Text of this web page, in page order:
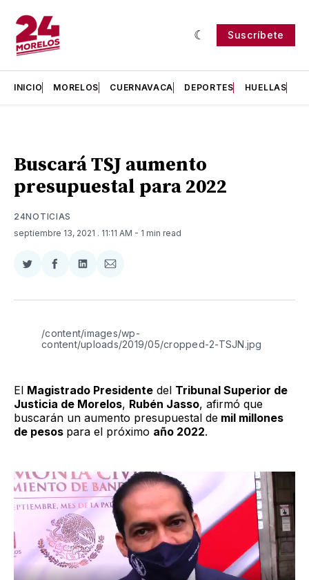
Suscríbete
INICIO MORELOS CUERNAVACA DEPORTES HUELLAS
Buscará TSJ aumento
presupuestal para 2022
24NOTICIAS
septiembre 13, 2021 . 11:11 AM - 1 min read
Compartir
Twitter
Compartir
Facebook
Compartir
LinkedIn
Compartir
Email
/content/images/wp-
content/uploads/2019/05/cropped-2-TSJN.jpg
El Magistrado Presidente del Tribunal Superior de
Justicia de Morelos, Rubén Jasso, afirmó que
buscarán un aumento presupuestal de mil millones
de pesos para el próximo año 2022.